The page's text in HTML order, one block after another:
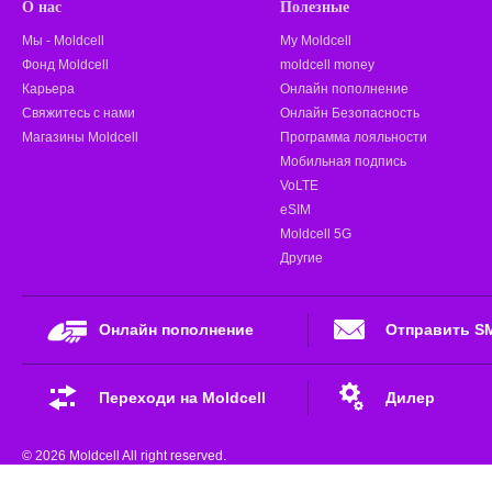
О нас
Мы - Moldcell
Фонд Moldcell
Карьера
Свяжитесь с нами
Магазины Moldcell
Полезные
My Moldcell
moldcell money
Онлайн пополнение
Онлайн Безопасность
Программа лояльности
Мобильная подпись
VoLTE
eSIM
Moldcell 5G
Другие
Онлайн пополнение Отправить
Переходи на Moldcell Дилер
© 2026 Moldcell All right reserved.